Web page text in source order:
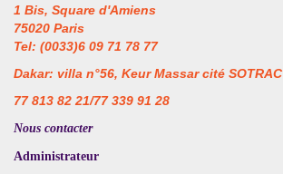
1 Bis, Square d'Amiens
75020 Paris
Tel: (0033)6 09 71 78 77
Dakar: villa n°56, Keur Massar cité SOTRAC
77 813 82 21/77 339 91 28
Nous contacter
Administrateur